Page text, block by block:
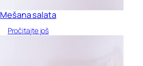
Mešana salata
Pročitajte još